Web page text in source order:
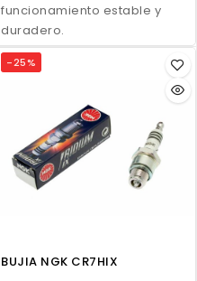
funcionamiento estable y
duradero.
-25%
BUJIA NGK CR7HIX